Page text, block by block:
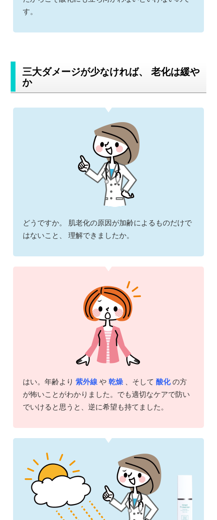
す。
三大ダメージが少なければ、 老化は緩や
か
どうですか。 肌老化の原因が加齢によるものだけで
はないこと、 理解できましたか。
はい。年齢より 紫外線 や 乾燥 、そして 酸化の方
が怖いことがわかりました。でも適切なケアで防い
でいけると思うと、逆に希望も持てました。